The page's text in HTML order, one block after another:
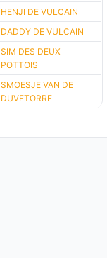
HENJI DE VULCAIN
DADDY DE VULCAIN
SIM DES DEUX
POTTOIS
SMOESJE VAN DE
DUVETORRE